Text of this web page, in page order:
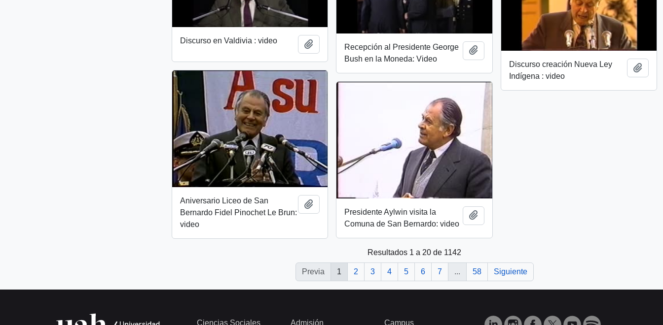
Discurso en Valdivia : video Añadir al portapapeles
Recepción al Presidente George
Bush en la Moneda: Video
Añadir al portapapeles
Discurso creación Nueva Ley
Indígena : video
Aniversario Liceo de San
Bernardo Fidel Pinochet Le Brun:
video
Presidente Aylwin visita la
Comuna de San Bernardo: video
Añadir al portapapeles
Resultados 1 a 20 de 1142
Previa 1 2 3 4 5 6 7 ... 58 Siguiente
Ciencias Sociales Admisión Campus